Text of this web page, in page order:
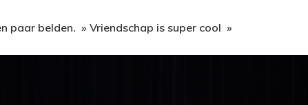
paar belden. » Vriendschap is super cool »